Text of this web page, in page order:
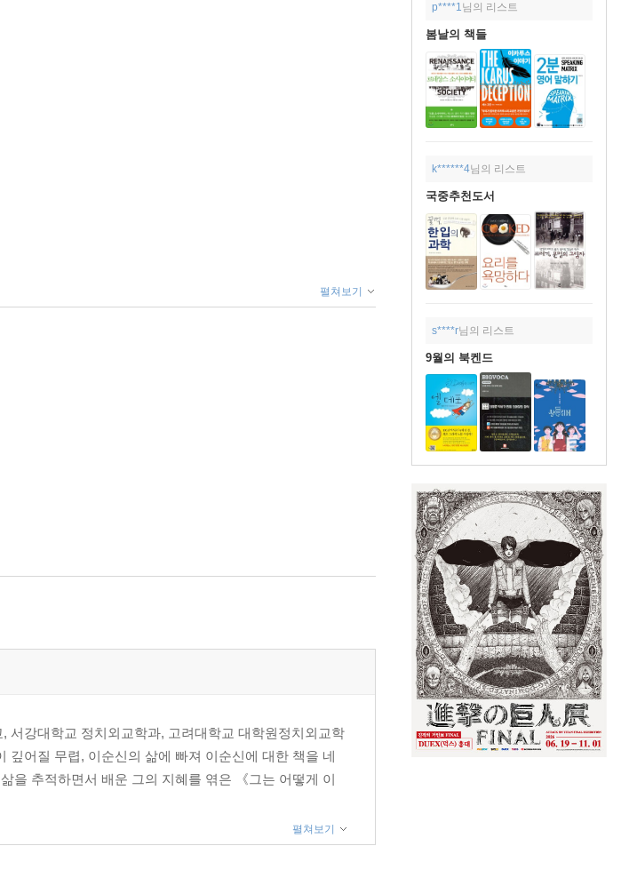
p****1님의 리스트
봄날의 책들
k******4님의 리스트
국중추천도서
s****r님의 리스트
9월의 북켄드
펼쳐보기
서강대학교 정치외교학과, 고려대학교 대학원정치외교학
어질 무렵, 이순신의 삶에 빠져 이순신에 대한 책을 네
을 추적하면서 배운 그의 지혜를 엮은 《그는 어떻게 이
펼쳐보기